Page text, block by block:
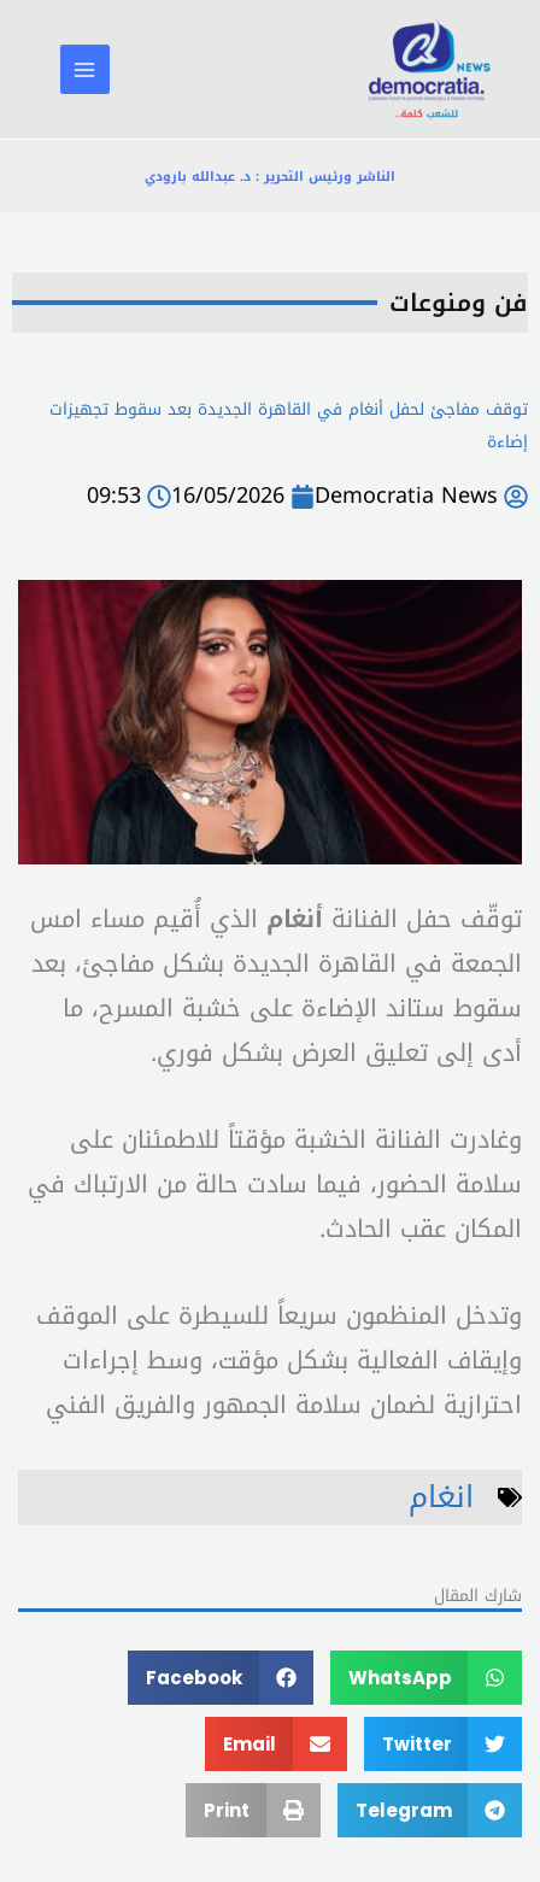
المحتوى
الناشر ورئيس التحرير : د. عبدالله بارودي
فن ومنوعات
توقف مفاجئ لحفل أنغام في القاهرة الجديدة بعد سقوط تجهيزات
إضاءة
Democratia News
16/05/2026
09:53
توقّف حفل الفنانة أنغام الذي أُقيم مساء امس
الجمعة في القاهرة الجديدة بشكل مفاجئ، بعد
سقوط ستاند الإضاءة على خشبة المسرح، ما
أدى إلى تعليق العرض بشكل فوري.
وغادرت الفنانة الخشبة مؤقتاً للاطمئنان على
سلامة الحضور، فيما سادت حالة من الارتباك في
المكان عقب الحادث.
وتدخل المنظمون سريعاً للسيطرة على الموقف
وإيقاف الفعالية بشكل مؤقت، وسط إجراءات
احترازية لضمان سلامة الجمهور والفريق الفني
انغام
شارك المقال
WhatsApp
Facebook
Twitter
Email
Telegram
Print